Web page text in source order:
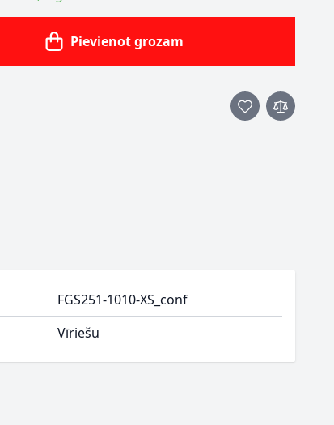
Pievienot grozam
FGS251-1010-XS_conf
Vīriešu